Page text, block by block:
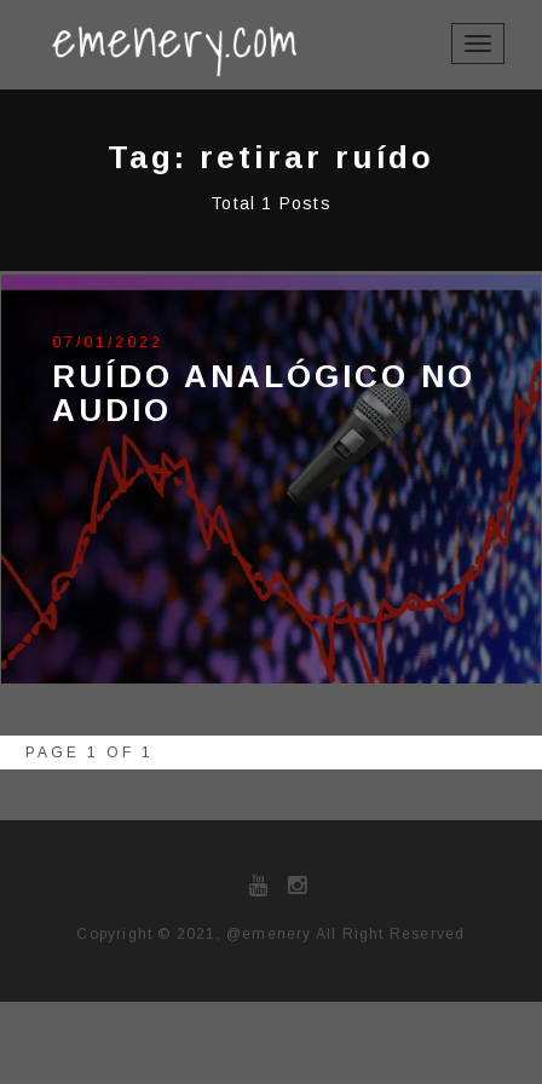
TOGGLE
Tag: retirar ruído
Total 1 Posts
07/01/2022
RUÍDO ANALÓGICO NO
AUDIO
PAGE 1 OF 1
Copyright © 2021, @emenery All Right Reserved